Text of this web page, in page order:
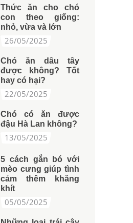
Thức ăn cho chó
con theo giống:
nhỏ, vừa và lớn
26/05/2025
Chó ăn dâu tây
được không? Tốt
hay có hại?
22/05/2025
Chó có ăn được
đậu Hà Lan không?
13/05/2025
5 cách gắn bó với
mèo cưng giúp tình
cảm thêm khăng
khít
05/05/2025